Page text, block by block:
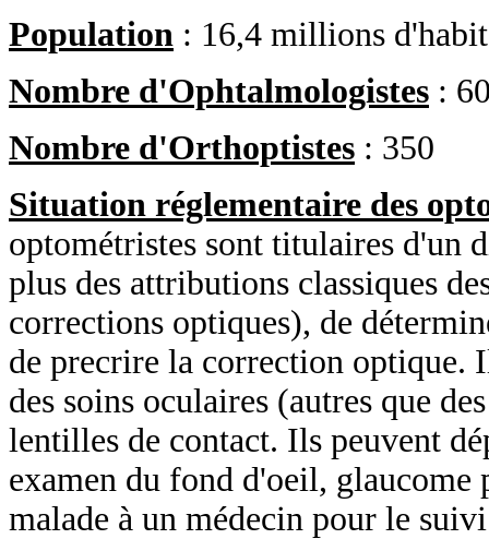
Population : 16,4 millions
Nombre d'Ophtalmologistes :
Nombre d'Orthoptistes : 350
Situation réglementaire des
optométristes sont titulaires d'un
plus des attributions classiques
corrections optiques), de
de precrire la correction optique.
des soins oculaires (autres que
lentilles de contact. Ils peuvent
examen du fond d'oeil, glaucome
malade à un médecin pour le